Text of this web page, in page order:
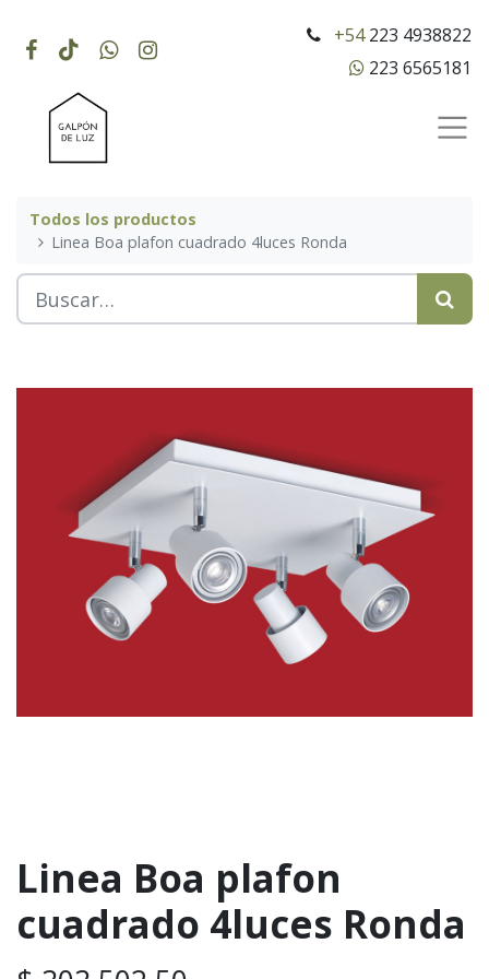
+54223 4938822
223 6565181
Todos los productos
Linea Boa plafon cuadrado 4luces Ronda
Linea Boa plafon
cuadrado 4luces Ronda